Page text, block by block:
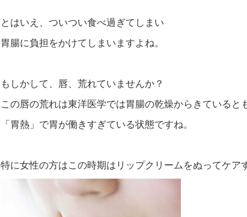
とはいえ、ついつい食べ過ぎてしまい
胃腸に負担をかけてしまいますよね。
もしかして、唇、荒れていませんか？
この唇の荒れは東洋医学では胃腸の乾燥からきていると
「胃熱」で胃が働きすぎている状態ですね。
特に女性の方はこの時期はリップクリームをぬってケア